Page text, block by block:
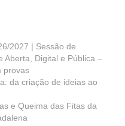
2027 | Sessão de
Aberta, Digital e Pública –
provas
da criação de ideias ao
e Queima das Fitas da